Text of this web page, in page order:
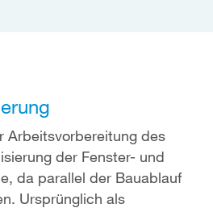
Arbeitsvorbereitung des
der Fenster- und
da parallel der Bauablauf
Ursprünglich als